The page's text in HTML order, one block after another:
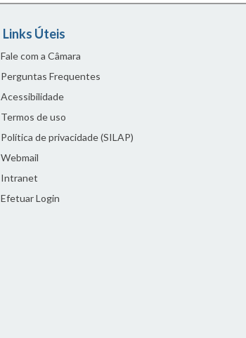
Links Úteis
Fale com a Câmara
Perguntas Frequentes
Acessibilidade
Termos de uso
Política de privacidade (SILAP)
Webmail
Intranet
Efetuar Login